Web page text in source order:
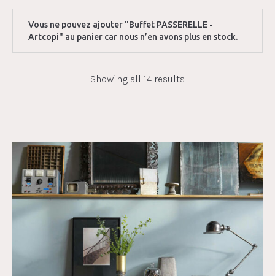
Vous ne pouvez ajouter "Buffet PASSERELLE -
Artcopi" au panier car nous n’en avons plus en stock.
Showing all 14 results